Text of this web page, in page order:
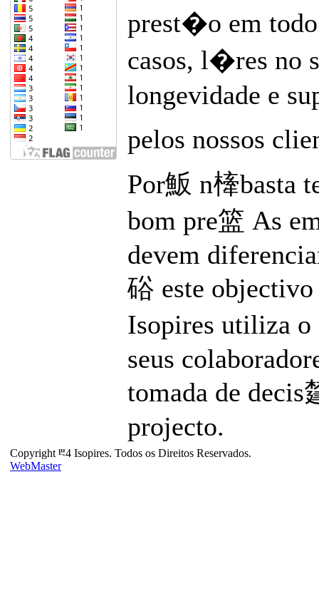
prest�o em
casos, l�res no
longevidade e
pelos nossos
Por魬 n㯠basta
bom pre篮 As
devem
硲 este objectivo
Isopires utiliza o
seus
tomada de
projecto.
Copyright ⰱ4 Isopires. Todos os Direitos Reservados.
WebMaster